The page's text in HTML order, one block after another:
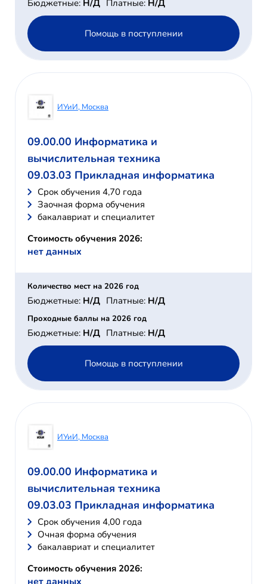
Бюджетные: Н/Д Платные: Н/Д
Помощь в поступлении
ИУиИ, Москва
09.00.00 Информатика и
вычислительная техника
09.03.03 Прикладная информатика
Cрок обучения 4,70 года
Заочная форма обучения
бакалавриат и специалитет
Стоимость обучения 2026:
нет данных
Количество мест на 2026 год
Бюджетные: Н/Д Платные: Н/Д
Проходные баллы на 2026 год
Бюджетные: Н/Д Платные: Н/Д
Помощь в поступлении
ИУиИ, Москва
09.00.00 Информатика и
вычислительная техника
09.03.03 Прикладная информатика
Cрок обучения 4,00 года
Очная форма обучения
бакалавриат и специалитет
Стоимость обучения 2026: